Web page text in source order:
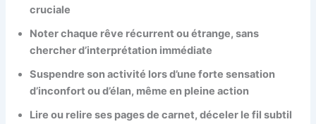
cruciale
Noter chaque rêve récurrent ou étrange, sans
chercher d’interprétation immédiate
Suspendre son activité lors d’une forte sensation
d’inconfort ou d’élan, même en pleine action
Lire ou relire ses pages de carnet, déceler le fil subtil